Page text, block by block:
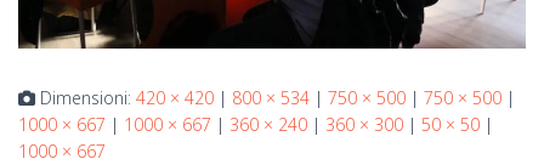
Dimensioni: 420 × 420 | 800 × 534 | 750 × 500 | 750 × 500 |
1000 × 667 | 1000 × 667 | 360 × 240 | 360 × 300 | 50 × 50 |
1000 × 667